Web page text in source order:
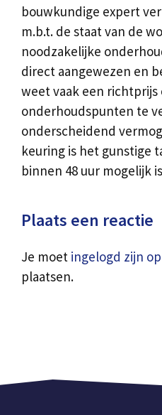
bouwkundige expert
m.b.t. de staat van de
noodzakelijke
direct aangewezen en
weet vaak een richtprijs
onderhoudspunten te
onderscheidend
keuring is het gunstige
binnen 48 uur mogelijk
Plaats een reactie
Je moet ingelogd zijn op
plaatsen.